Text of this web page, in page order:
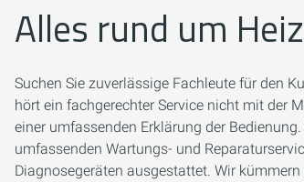
Alles rund um
Suchen Sie zuverlässige Fachleute für den
hört ein fachgerechter Service nicht mit der
einer umfassenden Erklärung der
umfassenden Wartungs- und
Diagnosegeräten ausgestattet. Wir